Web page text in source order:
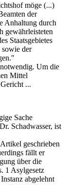
möge (...)
der
Anhaltung durch
gewährleisteten
Staatsgebietes
der
Um die
Mittel
...
Sache
Schadwasser, ist
geschrieben
fällt er
über die
1 Asylgesetz
abgelehnt